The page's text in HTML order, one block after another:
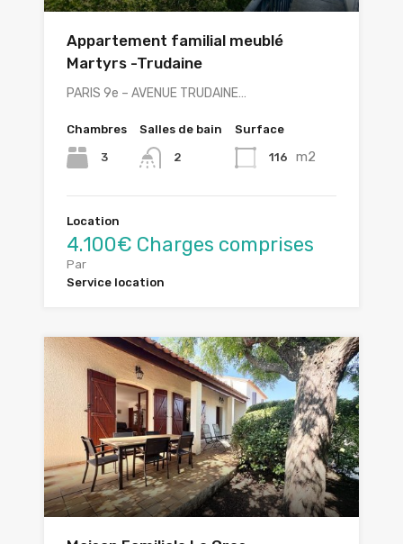
Appartement familial meublé
Martyrs -Trudaine
PARIS 9e – AVENUE TRUDAINE…
Chambres
3
Salles de bain
2
Surface
116 m2
Location
4.100€ Charges comprises
Par
Service location